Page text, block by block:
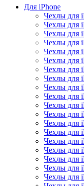
Для iPhone
Чехлы для
Чехлы для
Чехлы для
Чехлы для
Чехлы для
Чехлы для
Чехлы для
Чехлы для
Чехлы для
Чехлы для
Чехлы для
Чехлы для
Чехлы для
Чехлы для
Чехлы для
Чехлы для
Чехлы для
Чехлы для
Чехлы для